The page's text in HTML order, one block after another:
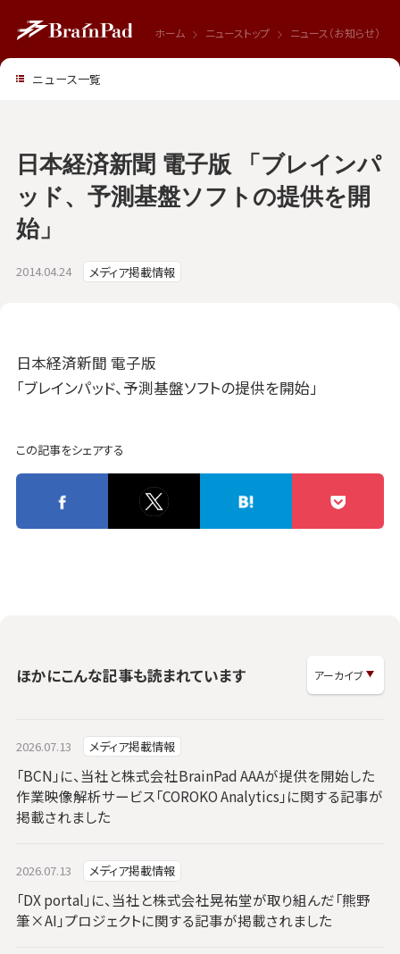
ホーム ニューストップ ニュース（お知らせ）
2014.04.24 メディア掲載情報
日本経済新聞 電子版 「ブレインパ
ッド、予測基盤ソフトの提供を開
始」
日本経済新聞 電子版
「ブレインパッド、予測基盤ソフトの提供を開始」
この記事をシェアする
ほかにこんな記事も読まれています
2026.07.13 メディア掲載情報
「BCN」に、当社と株式会社BrainPad AAAが提供を開始した
作業映像解析サービス「COROKO Analytics」に関する記事が
掲載されました
2026.07.13 メディア掲載情報
「DX portal」に、当社と株式会社晃祐堂が取り組んだ「熊野
筆×AI」プロジェクトに関する記事が掲載されました
ニュース一覧